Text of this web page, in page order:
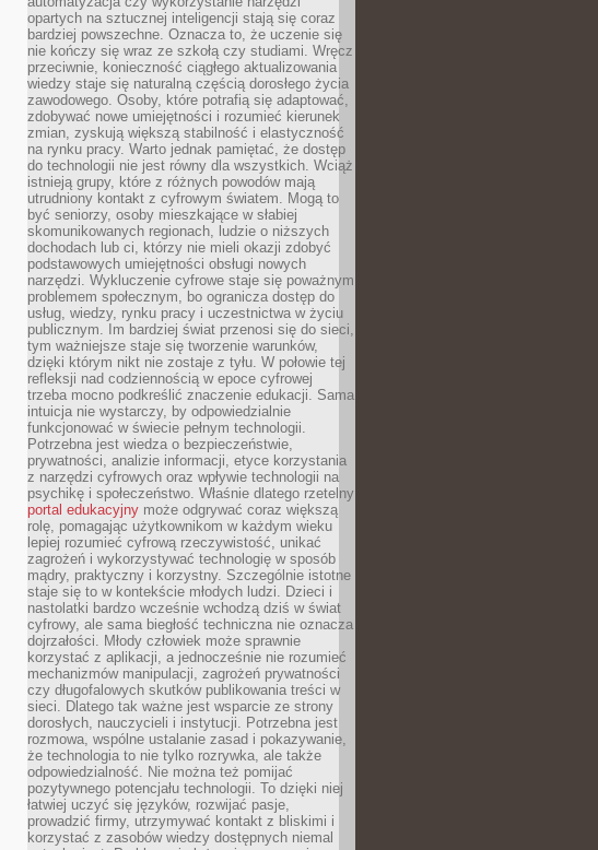
opartych na sztucznej inteligencji stają się coraz
bardziej powszechne. Oznacza to, że uczenie się
nie kończy się wraz ze szkołą czy studiami. Wręcz
przeciwnie, konieczność ciągłego aktualizowania
wiedzy staje się naturalną częścią dorosłego życia
zawodowego. Osoby, które potrafią się adaptować,
zdobywać nowe umiejętności i rozumieć kierunek
zmian, zyskują większą stabilność i elastyczność
na rynku pracy. Warto jednak pamiętać, że dostęp
do technologii nie jest równy dla wszystkich. Wciąż
istnieją grupy, które z różnych powodów mają
utrudniony kontakt z cyfrowym światem. Mogą to
być seniorzy, osoby mieszkające w słabiej
skomunikowanych regionach, ludzie o niższych
dochodach lub ci, którzy nie mieli okazji zdobyć
podstawowych umiejętności obsługi nowych
narzędzi. Wykluczenie cyfrowe staje się poważnym
problemem społecznym, bo ogranicza dostęp do
usług, wiedzy, rynku pracy i uczestnictwa w życiu
publicznym. Im bardziej świat przenosi się do sieci,
tym ważniejsze staje się tworzenie warunków,
dzięki którym nikt nie zostaje z tyłu. W połowie tej
refleksji nad codziennością w epoce cyfrowej
trzeba mocno podkreślić znaczenie edukacji. Sama
intuicja nie wystarczy, by odpowiedzialnie
funkcjonować w świecie pełnym technologii.
Potrzebna jest wiedza o bezpieczeństwie,
prywatności, analizie informacji, etyce korzystania
z narzędzi cyfrowych oraz wpływie technologii na
psychikę i społeczeństwo. Właśnie dlatego rzetelny
portal edukacyjny może odgrywać coraz większą
rolę, pomagając użytkownikom w każdym wieku
lepiej rozumieć cyfrową rzeczywistość, unikać
zagrożeń i wykorzystywać technologię w sposób
mądry, praktyczny i korzystny. Szczególnie istotne
staje się to w kontekście młodych ludzi. Dzieci i
nastolatki bardzo wcześnie wchodzą dziś w świat
cyfrowy, ale sama biegłość techniczna nie oznacza
dojrzałości. Młody człowiek może sprawnie
korzystać z aplikacji, a jednocześnie nie rozumieć
mechanizmów manipulacji, zagrożeń prywatności
czy długofalowych skutków publikowania treści w
sieci. Dlatego tak ważne jest wsparcie ze strony
dorosłych, nauczycieli i instytucji. Potrzebna jest
rozmowa, wspólne ustalanie zasad i pokazywanie,
że technologia to nie tylko rozrywka, ale także
odpowiedzialność. Nie można też pomijać
pozytywnego potencjału technologii. To dzięki niej
łatwiej uczyć się języków, rozwijać pasje,
prowadzić firmy, utrzymywać kontakt z bliskimi i
korzystać z zasobów wiedzy dostępnych niemal